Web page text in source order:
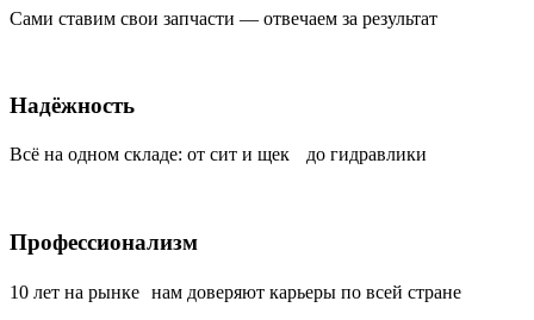
Сами ставим свои запчасти — отвечаем за результат
Надёжность
Всё на одном складе: от сит и щек до гидравлики
Профессионализм
10 лет на рынке нам доверяют карьеры по всей стране